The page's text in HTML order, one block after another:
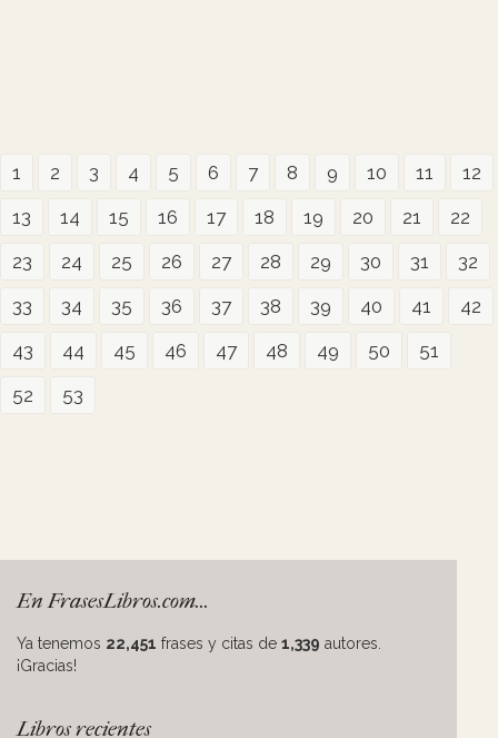
1 2 3 4 5 6 7 8 9 10 11
12
13
14 15 16 17 18 19 20 21
22
23
24 25 26 27 28 29 30 31
32
33
34 35 36 37 38 39 40 41
42
43
44 45 46 47 48 49 50
51
52
53
En FrasesLibros.com...
Ya tenemos 22,451 frases y citas de 1,339 autores.
¡Gracias!
Libros recientes